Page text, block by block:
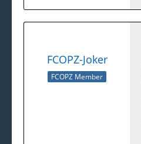
FCOPZ-Joker
FCOPZ Member